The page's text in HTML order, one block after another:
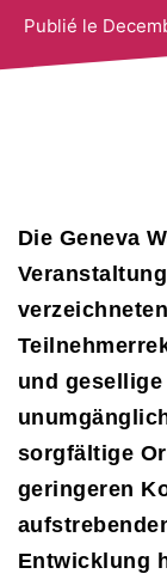
Publié le
Die Geneva
und
sorgfältige
geringeren
Entwicklung